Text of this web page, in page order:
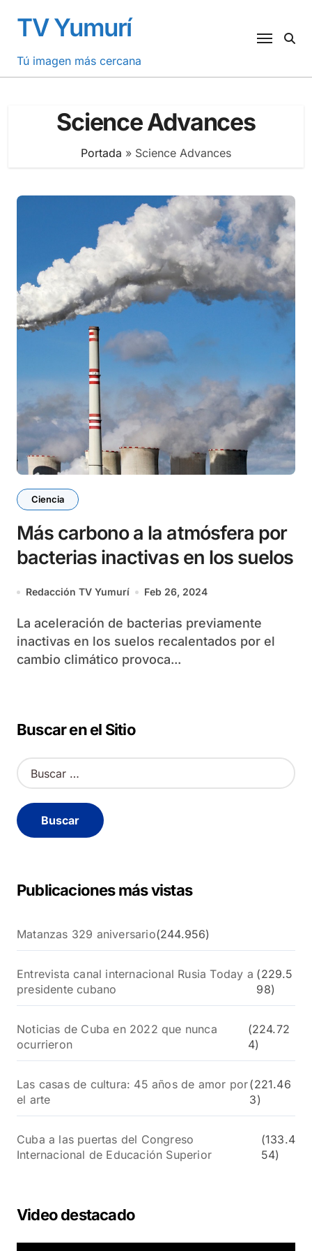
contenido
TV Yumurí
Tú imagen más cercana
Science Advances
Portada » Science Advances
Ciencia
Más carbono a la atmósfera por
bacterias inactivas en los suelos
Redacción TV Yumurí Feb 26, 2024
La aceleración de bacterias previamente
inactivas en los suelos recalentados por el
cambio climático provoca...
Buscar en el Sitio
B
u
c
a
Publicaciones más vistas
Matanzas 329 aniversario(244.956)
Entrevista canal internacional Rusia Today a
presidente cubano
(229.5
98)
Noticias de Cuba en 2022 que nunca
ocurrieron
(224.72
4)
Las casas de cultura: 45 años de amor por
el arte
(221.46
3)
Cuba a las puertas del Congreso
Internacional de Educación Superior
(133.4
54)
Video destacado